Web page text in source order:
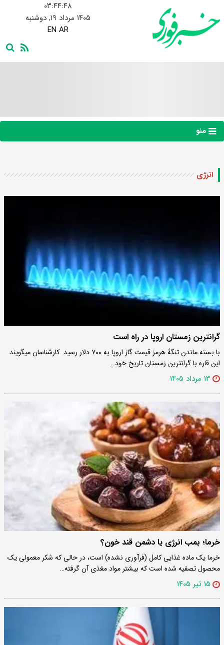
۰۳:۴۴:۴۹
۱۴۰۵ مرداد ۱۹, دوشنبه
EN AR
منو
انرژی
گرانترین زمستان اروپا در راه است
​با بسته ماندن تنگۀ هرمز قیمت گاز اروپا به ۷۰۰ دلار رسید. کارشناسان میگویند
این قاره با گرانترین زمستان تاریخ خود…
۱۳ مرداد ۱۴۰۵
خرما؛ بمب انرژی یا دشمن قند خون؟
خرما یک ماده غذایی کامل (فرآوری نشده) است، در حالی که شکر معمولی یک
محصول تصفیه شده است که بیشتر مواد مغذی آن گرفته…
۱۵ تیر ۱۴۰۵